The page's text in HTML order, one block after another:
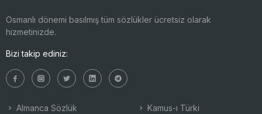
Osmanlı dönemi basılmış tüm sözlükler ücretsiz olarak
hizmetinizde.
Bizi takip ediniz:
Almanca Sözlük Kamus-ı Türki